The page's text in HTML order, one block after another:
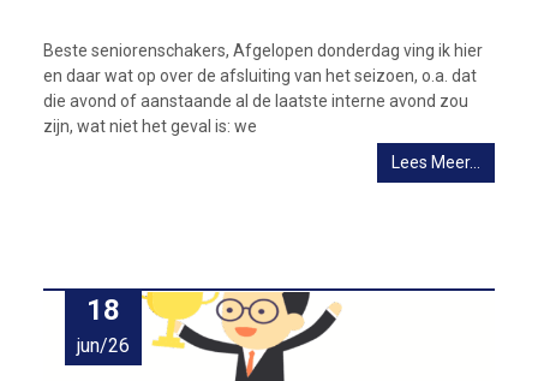
Beste seniorenschakers, Afgelopen donderdag ving ik hier
en daar wat op over de afsluiting van het seizoen, o.a. dat
die avond of aanstaande al de laatste interne avond zou
zijn, wat niet het geval is: we
Lees Meer…
18
jun/26